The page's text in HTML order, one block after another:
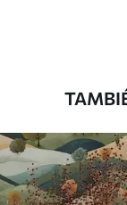
Premium
8.33$5.00/sq ft